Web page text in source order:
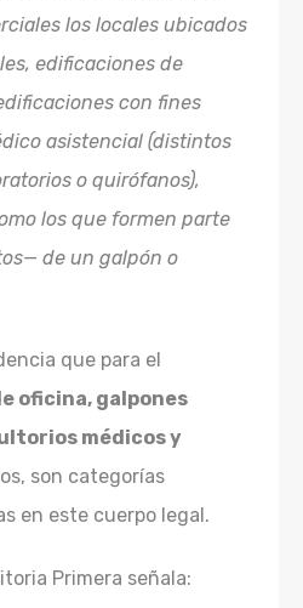
los locales ubicados
edificaciones de
con fines
asistencial (distintos
o quirófanos),
los que formen parte
de un galpón o
que para el
oficina, galpones
médicos y
son categorías
en este cuerpo legal.
Primera señala: